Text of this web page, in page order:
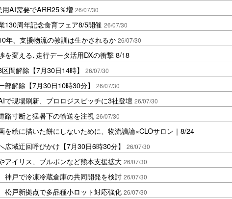
用AI需要でARR25％増 26/07/30
130周年記念食育フェア8/5開催 26/07/30
年、支援物流の教訓は生かされるか 26/07/30
を変える､走行データ活用DXの衝撃 8/18
間解除【7月30日14時】
26/07/30
部解除【7月30日10時30分】 26/07/30
で現場刷新、プロロジスピッチに3社登壇 26/07/30
路寸断と猛暑下の輸送を注視 26/07/30
を絵に描いた餅にしないために、物流議論×CLOサロン｜8/24
広域迂回呼びかけ【7月30日6時30分】
26/07/30
アイリス、ブルボンなど熊本支援拡大 26/07/30
神戸で冷凍冷蔵倉庫の共同開発を検討 26/07/30
松戸新拠点で多品種小ロット対応強化 26/07/30